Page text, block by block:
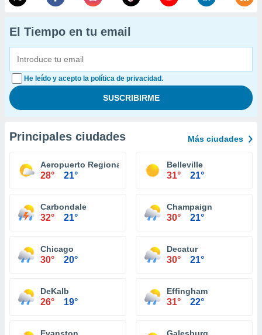
El Tiempo en tu email
He leído y acepto la política de privacidad.
Principales ciudades Más ciudades
Aeropuerto Regional Central Illiniois Bloomington
28° 21°
Belleville
31° 21°
Carbondale
32° 21°
Champaign
30° 21°
Chicago
30° 20°
Decatur
30° 21°
DeKalb
26° 19°
Effingham
31° 22°